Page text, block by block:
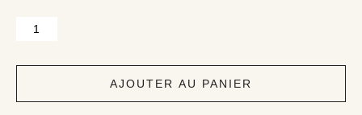
quantité
de
gourmands
AJOUTER AU PANIER